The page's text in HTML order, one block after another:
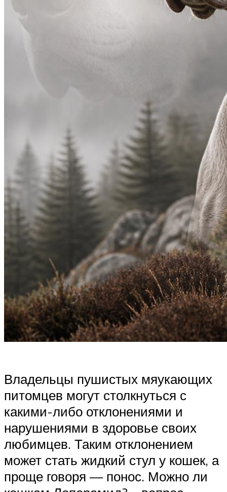
Владельцы пушистых мяукающих
питомцев могут столкнуться с
какими-либо отклонениями и
нарушениями в здоровье своих
любимцев. Таким отклонением
может стать жидкий стул у кошек, а
проще говоря — понос. Можно ли